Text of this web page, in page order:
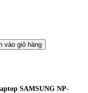
SAMSUNG NP-